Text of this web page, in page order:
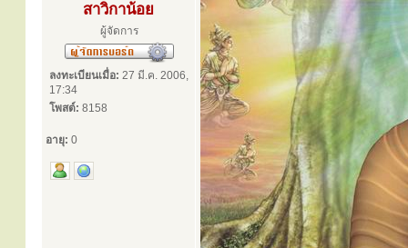
สาวิกาน้อย
ผู้จัดการ
ลงทะเบียนเมื่อ: 27 มี.ค. 2006,
17:34
โพสต์: 8158
อายุ: 0